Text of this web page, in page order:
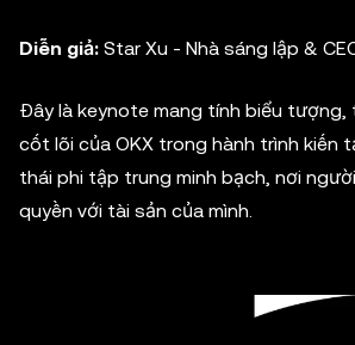
Diễn giả: Star Xu - Nhà sáng lập &
Đây là keynote mang tính biểu tượng,
cốt lõi của OKX trong hành trình kiến
thái phi tập trung minh bạch, nơi
quyền với tài sản của mình.